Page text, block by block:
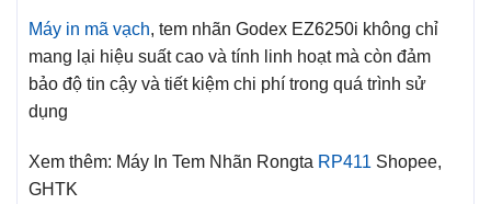
Máy in mã vạch, tem nhãn Godex EZ6250i không chỉ
mang lại hiệu suất cao và tính linh hoạt mà còn đảm
bảo độ tin cậy và tiết kiệm chi phí trong quá trình sử
dụng
Xem thêm: Máy In Tem Nhãn Rongta RP411 Shopee,
GHTK